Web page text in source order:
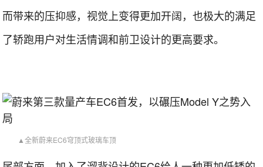
而带来的压抑感，视觉上变得更加开阔，也极大的满足
了轿跑用户对生活情调和前卫设计的更高要求。
▲全新蔚来EC6穹顶式玻璃车顶